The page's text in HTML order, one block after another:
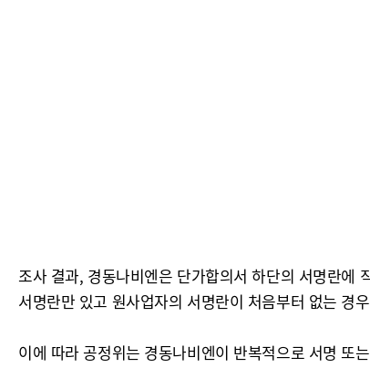
조사 결과, 경동나비엔은 단가합의서 하단의 서명란에
서명란만 있고 원사업자의 서명란이 처음부터 없는 경
이에 따라 공정위는 경동나비엔이 반복적으로 서명 또